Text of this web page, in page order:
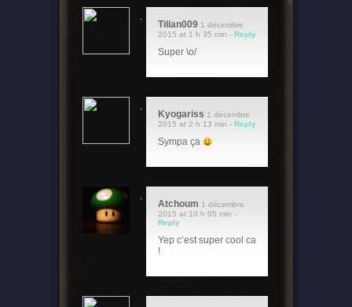
Tilian009 1 décembre
2015 at 1 h 35 min - Reply
Super \o/
Kyogariss 1 décembre
2015 at 2 h 13 min - Reply
Sympa ça
Atchoum 1 décembre
2015 at 10 h 05 min -
Reply
Yep c’est super cool ca
!